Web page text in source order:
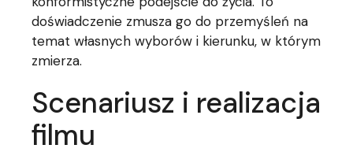
doświadczenie zmusza go do przemyśleń na
temat własnych wyborów i kierunku, w którym
zmierza.
Scenariusz i realizacja
filmu